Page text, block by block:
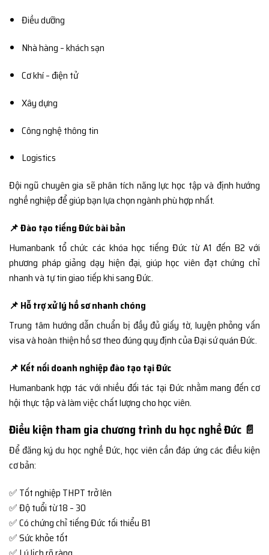
Điều dưỡng
Nhà hàng – khách sạn
Cơ khí – điện tử
Xây dựng
Công nghệ thông tin
Logistics
Đội ngũ chuyên gia sẽ phân tích năng lực học tập và định hướng
nghề nghiệp để giúp bạn lựa chọn ngành phù hợp nhất.
📌 Đào tạo tiếng Đức bài bản
Humanbank tổ chức các khóa học tiếng Đức từ A1 đến B2 với
phương pháp giảng dạy hiện đại, giúp học viên đạt chứng chỉ
nhanh và tự tin giao tiếp khi sang Đức.
📌 Hỗ trợ xử lý hồ sơ nhanh chóng
Trung tâm hướng dẫn chuẩn bị đầy đủ giấy tờ, luyện phỏng vấn
visa và hoàn thiện hồ sơ theo đúng quy định của Đại sứ quán Đức.
📌 Kết nối doanh nghiệp đào tạo tại Đức
Humanbank hợp tác với nhiều đối tác tại Đức nhằm mang đến cơ
hội thực tập và làm việc chất lượng cho học viên.
Điều kiện tham gia chương trình du học nghề Đức 📄
Để đăng ký du học nghề Đức, học viên cần đáp ứng các điều kiện
cơ bản:
✅ Tốt nghiệp THPT trở lên
✅ Độ tuổi từ 18 – 30
✅ Có chứng chỉ tiếng Đức tối thiểu B1
✅ Sức khỏe tốt